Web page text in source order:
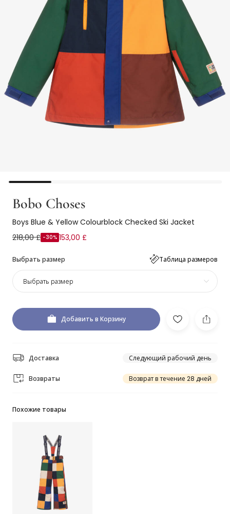
Bobo Choses
Boys Blue & Yellow Colourblock Checked Ski Jacket
218,00 £ -30% 153,00 £
Выбрать размер Таблица размеров
Выбрать размер
Добавить в Корзину
Доставка Следующий рабочий день
Возвраты Возврат в течение 28 дней
Похожие товары